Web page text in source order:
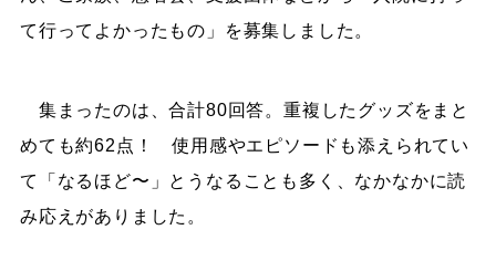
て行ってよかったもの」を募集しました。
集まったのは、合計80回答。重複したグッズをまと
めても約62点！ 使用感やエピソードも添えられてい
て「なるほど〜」とうなることも多く、なかなかに読
み応えがありました。